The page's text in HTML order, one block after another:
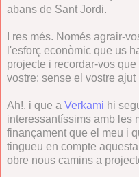
abans de Sant Jordi.
I res més. Només agrair-
l'esforç econòmic que us
projecte i recordar-vos
vostre: sense el vostre ajut
Ah!, i que a Verkami hi
interessantíssims amb les
finançament que el meu i
tingueu en compte
obre nous camins a